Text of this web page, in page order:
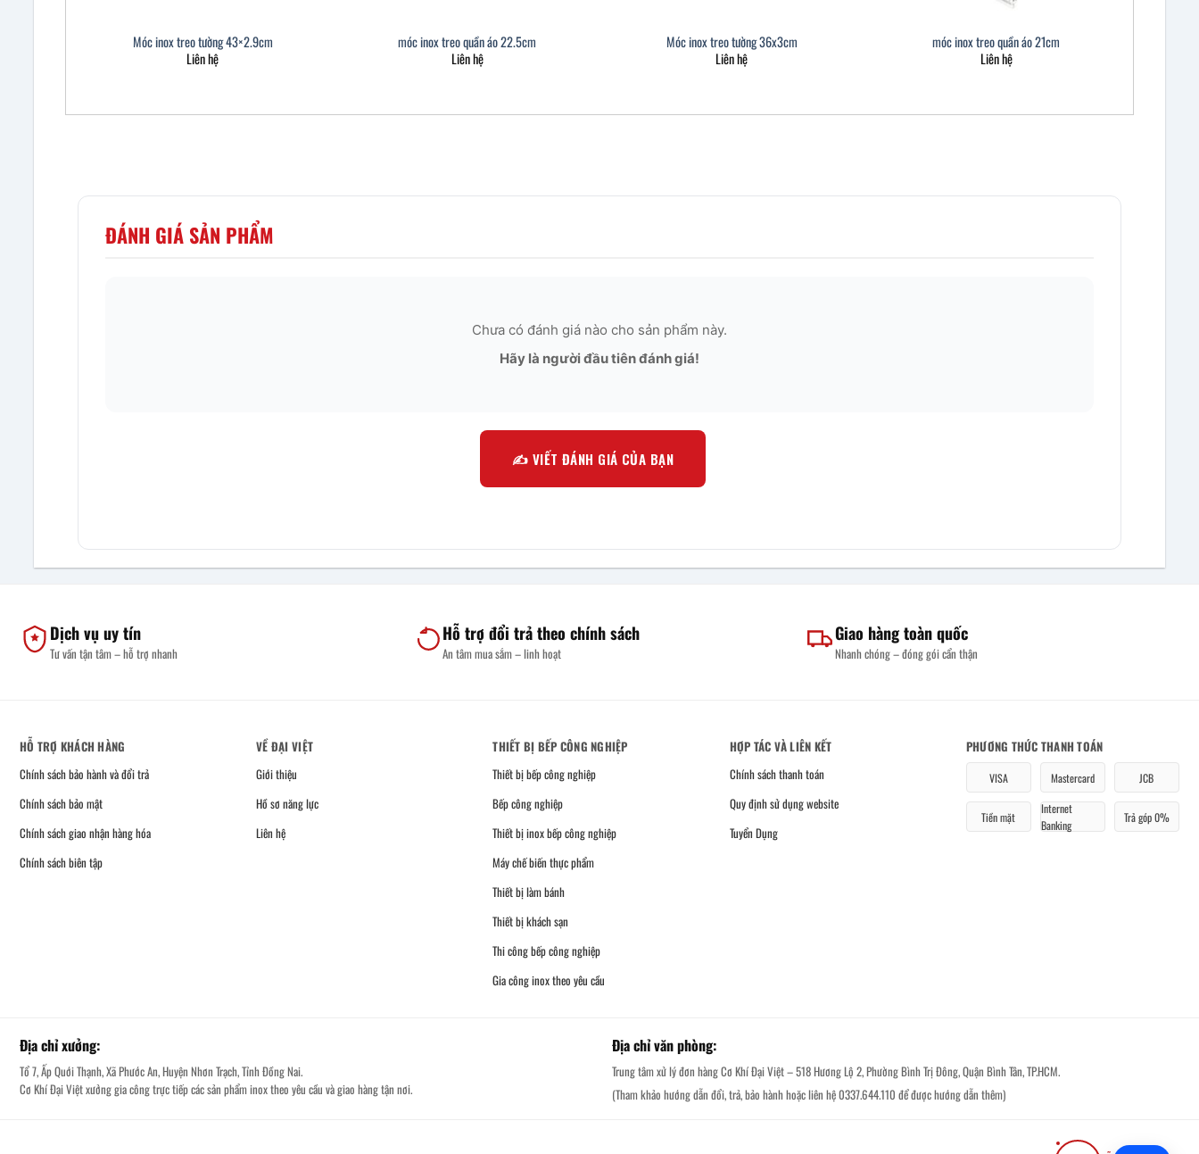
Móc inox treo tường 43×2.9cm
Liên hệ
móc inox treo quần áo 22.5cm
Liên hệ
Móc inox treo tường 36x3cm
Liên hệ
móc inox treo quần áo 21cm
Liên hệ
ĐÁNH GIÁ SẢN PHẨM
Chưa có đánh giá nào cho sản phẩm này.
Hãy là người đầu tiên đánh giá!
✍️ VIẾT ĐÁNH GIÁ CỦA BẠN
Dịch vụ uy tín
Tư vấn tận tâm – hỗ trợ nhanh
Hỗ trợ đổi trả theo chính sách
An tâm mua sắm – linh hoạt
Giao hàng toàn quốc
Nhanh chóng – đóng gói cẩn thận
HỖ TRỢ KHÁCH HÀNG
Chính sách bảo hành và đổi trả
Chính sách bảo mật
Chính sách giao nhận hàng hóa
Chính sách biên tập
VỀ ĐẠI VIỆT
Giới thiệu
Hồ sơ năng lực
Liên hệ
THIẾT BỊ BẾP CÔNG NGHIỆP
Thiết bị bếp công nghiệp
Bếp công nghiệp
Thiết bị inox bếp công nghiệp
Máy chế biến thực phẩm
Thiết bị làm bánh
Thiết bị khách sạn
Thi công bếp công nghiệp
Gia công inox theo yêu cầu
HỢP TÁC VÀ LIÊN KẾT
Chính sách thanh toán
Quy định sử dụng website
Tuyển Dụng
PHƯƠNG THỨC THANH TOÁN
VISA Mastercard JCB
Tiền mặt
Internet
Banking
Trả góp 0%
Địa chỉ xưởng:
Tổ 7, Ấp Quới Thạnh, Xã Phước An, Huyện Nhơn Trạch, Tỉnh Đồng Nai.
Cơ Khí Đại Việt xưởng gia công trực tiếp các sản phẩm inox theo yêu cầu và giao hàng tận nơi.
Địa chỉ văn phòng:
Trung tâm xử lý đơn hàng Cơ Khí Đại Việt – 518 Hương Lộ 2, Phường Bình Trị Đông, Quận Bình Tân, TP.HCM.
(Tham khảo hướng dẫn đổi, trả, bảo hành hoặc liên hệ 0337.644.110 để được hướng dẫn thêm)